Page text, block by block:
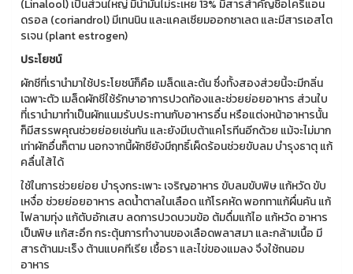
(Linalool) เป็นส่วนใหญ่ มีน้ำมันไม่ระเหย 13% มีสารสำคัญชื่อโคริแอน
ดรอล (coriandrol) มีเทนนิน และแคลเซียมออกซาเลต และมีสารเอสโต
รเจน (plant estrogen)
ประโยชน์
ผักชีที่เรานำมาใช้ประโยชน์ก็คือ เมล็ดและต้น ซึ่งทั้งสองส่วยนี้จะมีกลิ่น
เฉพาะตัว เมล็ดผักชีใช้รักษาอาการปวดท้องและช่วยย่อยอาหาร ส่วนใบ
ที่เรานำมาทำเป็นผักแนมรับประทานกับอาหารอื่น หรือแต่งหน้าอาหารนั้น
ก็มีสรรพคุณช่วยย่อยเช่นกัน และยังมีเบต้าแคโรทีนอีกด้วย แม้จะไม่มาก
เท่าผักอื่นก็ตาม นอกจากนี้ผักชียังมีฤทธิ์เผ็ดร้อนช่วยขับลม บำรุงธาตุ แก้
คลื่นไส้ได้
ใชัในการช่วยย่อย บำรุงกระเพาะ เจริญอาหาร ขับลมขับพิษ แก้หวัด ขับ
เหงื่อ ช่วยย่อยอาหาร ลดน้ำตาลในเลือด แก้โรคหัด พอกทาแก้ผื่นคัน แก้
ไฟลามทุ่ง แก้ตับอักเสบ ลดการปวดบวมข้อ ต้มดื่มแก้ไอ แก้หวัด อาหาร
เป็นพิษ แก้สะอึก กระตุ้นการทำงานของเลือดพลาสมา และกล้ามเนื้อ มี
สารต้านมะเร็ง ต้านแบคทีเรีย เชื้อรา และไข่ของแมลง จึงใช้ถนอม
อาหาร